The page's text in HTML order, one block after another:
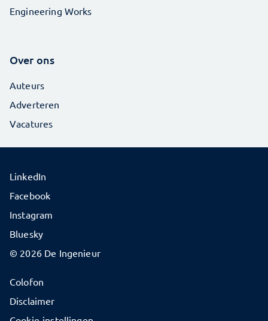
Engineering Works
Over ons
Auteurs
Adverteren
Vacatures
© 2026 De Ingenieur
Colofon
Disclaimer
LinkedIn
Facebook
Instagram
Bluesky